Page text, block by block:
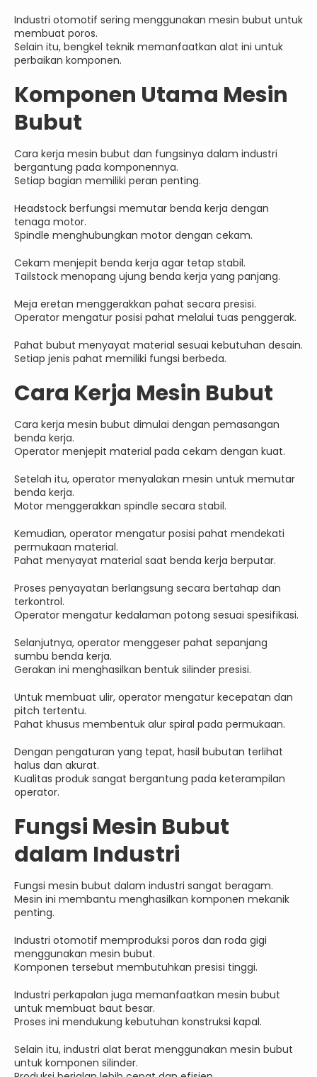
Industri otomotif sering menggunakan mesin bubut untuk
membuat poros.
Selain itu, bengkel teknik memanfaatkan alat ini untuk
perbaikan komponen.
Komponen Utama Mesin
Bubut
Cara kerja mesin bubut dan fungsinya dalam industri
bergantung pada komponennya.
Setiap bagian memiliki peran penting.
Headstock berfungsi memutar benda kerja dengan
tenaga motor.
Spindle menghubungkan motor dengan cekam.
Cekam menjepit benda kerja agar tetap stabil.
Tailstock menopang ujung benda kerja yang panjang.
Meja eretan menggerakkan pahat secara presisi.
Operator mengatur posisi pahat melalui tuas penggerak.
Pahat bubut menyayat material sesuai kebutuhan desain.
Setiap jenis pahat memiliki fungsi berbeda.
Cara Kerja Mesin Bubut
Cara kerja mesin bubut dimulai dengan pemasangan
benda kerja.
Operator menjepit material pada cekam dengan kuat.
Setelah itu, operator menyalakan mesin untuk memutar
benda kerja.
Motor menggerakkan spindle secara stabil.
Kemudian, operator mengatur posisi pahat mendekati
permukaan material.
Pahat menyayat material saat benda kerja berputar.
Proses penyayatan berlangsung secara bertahap dan
terkontrol.
Operator mengatur kedalaman potong sesuai spesifikasi.
Selanjutnya, operator menggeser pahat sepanjang
sumbu benda kerja.
Gerakan ini menghasilkan bentuk silinder presisi.
Untuk membuat ulir, operator mengatur kecepatan dan
pitch tertentu.
Pahat khusus membentuk alur spiral pada permukaan.
Dengan pengaturan yang tepat, hasil bubutan terlihat
halus dan akurat.
Kualitas produk sangat bergantung pada keterampilan
operator.
Fungsi Mesin Bubut
dalam Industri
Fungsi mesin bubut dalam industri sangat beragam.
Mesin ini membantu menghasilkan komponen mekanik
penting.
Industri otomotif memproduksi poros dan roda gigi
menggunakan mesin bubut.
Komponen tersebut membutuhkan presisi tinggi.
Industri perkapalan juga memanfaatkan mesin bubut
untuk membuat baut besar.
Proses ini mendukung kebutuhan konstruksi kapal.
Selain itu, industri alat berat menggunakan mesin bubut
untuk komponen silinder.